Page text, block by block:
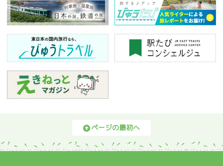
ページの最初へ